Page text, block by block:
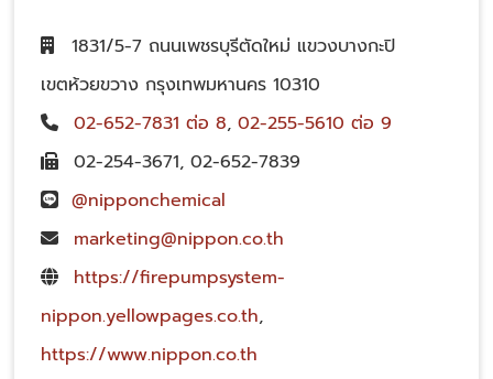
1831/5-7 ถนนเพชรบุรีตัดใหม่ แขวงบางกะปิ
เขตห้วยขวาง กรุงเทพมหานคร 10310
02-652-7831 ต่อ 8, 02-255-5610 ต่อ 9
02-254-3671, 02-652-7839
@nipponchemical
marketing@nippon.co.th
https://firepumpsystem-
nippon.yellowpages.co.th,
https://www.nippon.co.th